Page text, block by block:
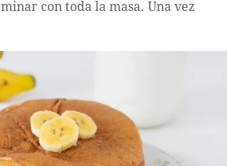
con toda la masa. Una vez